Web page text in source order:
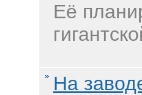
Её
На